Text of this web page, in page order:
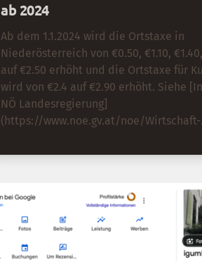
ab 2024
Ab dem 1.1.2024 wird die Ortstaxe in
Niederösterreich von €0.50, €1.10,
auf €2.50 erhöht und die Ortstaxe für
wird von €2.4 auf €2.90 erhöht. Siehe
NÖ Landesregierung]
(https://www.noe.gv.at/noe/Wirtschaft-
Technologie/